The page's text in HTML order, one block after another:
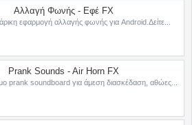
Αλλαγή Φωνής - Εφέ FX
εφαρμογή αλλαγής φωνής για Android.Δείτε...
Prank Sounds - Air Horn FX
prank soundboard για άμεση διασκέδαση, αθώες...